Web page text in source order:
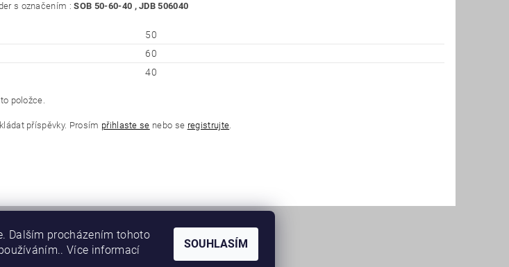
s označením :SOB 50-60-40 , JDB 506040
50
60
40
položce.
příspěvky. Prosím přihlaste se nebo se registrujte.
Dalším procházením tohoto
Více informací
SOUHLASÍM